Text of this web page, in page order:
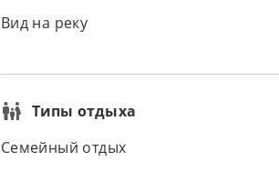
Вид на реку
Типы отдыха
Семейный отдых